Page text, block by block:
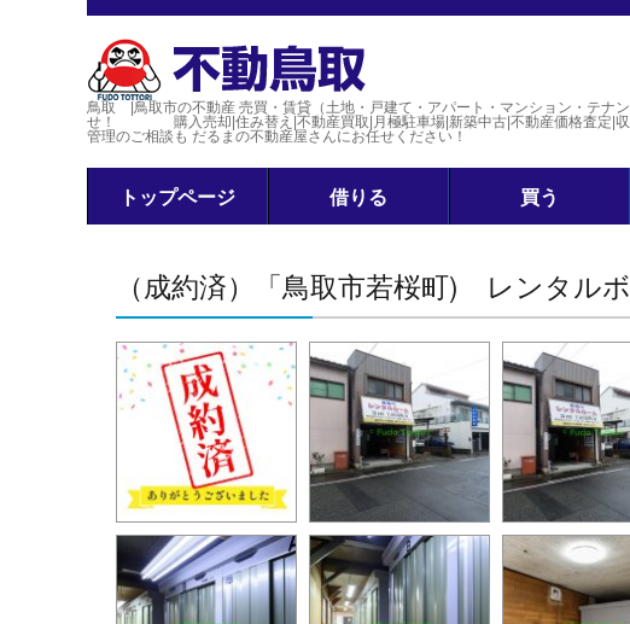
鳥取 |鳥取市の不動産 売買・賃貸（土地・戸建て・アパート・マンション・テナ
せ！ 購入売却|住み替え|不動産買取|月極駐車場|新築中古|不動産価格査定|収
管理のご相談も だるまの不動産屋さんにお任せください！
トップページ 借りる 買う
（成約済）「鳥取市若桜町) レンタ